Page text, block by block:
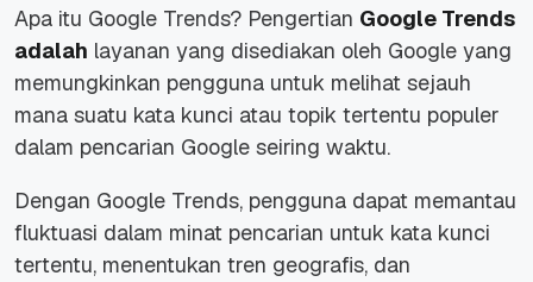
Apa itu Google Trends? Pengertian Google Trends
adalah layanan yang disediakan oleh Google yang
memungkinkan pengguna untuk melihat sejauh
mana suatu kata kunci atau topik tertentu populer
dalam pencarian Google seiring waktu.
Dengan Google Trends, pengguna dapat memantau
fluktuasi dalam minat pencarian untuk kata kunci
tertentu, menentukan tren geografis, dan